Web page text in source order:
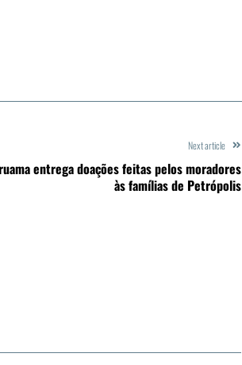
Next article
entrega doações feitas pelos moradores
às famílias de Petrópolis